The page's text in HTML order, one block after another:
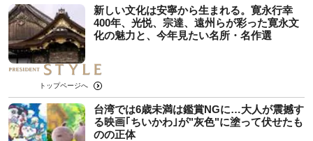
新しい文化は安寧から生まれる。寛永行幸
400年、光悦、宗達、遠州らが彩った寛永文
化の魅力と、今年見たい名所・名作選
トップページへ
台湾では6歳未満は鑑賞NGに…大人が震撼す
る映画｢ちいかわ｣が"灰色"に塗って伏せたも
のの正体